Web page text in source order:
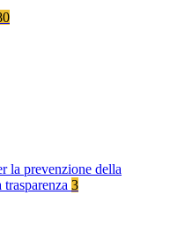
la prevenzione della
3